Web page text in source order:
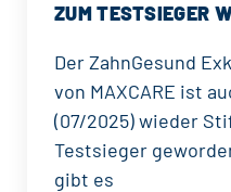
ZUM TESTSIEGER
Der ZahnGesund
von MAXCARE ist
(07/2025) wieder
Testsieger
gibt es